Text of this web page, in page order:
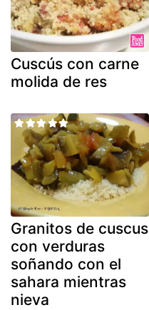
Cuscús con carne
molida de res
Granitos de cuscus
con verduras
soñando con el
sahara mientras
nieva